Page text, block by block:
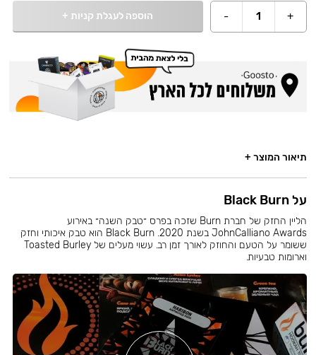
+
1
- הוספה לעגלת קניות +
תיאור המוצר +
על Black Burn
הליין החזק של חברת Burn שזכה בפרס ״טבק השנה״ באירוע
JohnCalliano Awards בשנת 2020. Black Burn הוא טבק איכותי וחזק
ששומר על הטעם והחוזק לאורך זמן רב. עשוי מעלים של Toasted Burley
וארומות טבעיות.